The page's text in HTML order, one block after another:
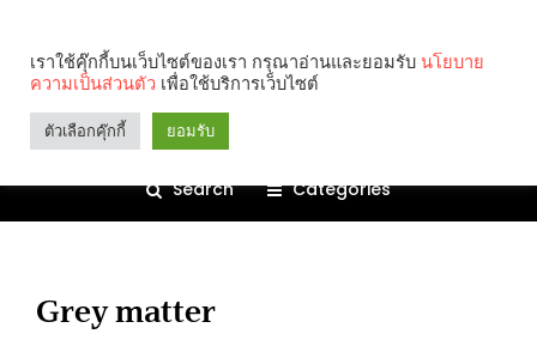
Search Categories
Grey matter
เราใช้คุ๊กกี้บนเว็บไซต์ของเรา กรุณาอ่านและยอมรับ นโยบาย
ความเป็นส่วนตัว เพื่อใช้บริการเว็บไซต์
ตัวเลือกคุ๊กกี้ ยอมรับ